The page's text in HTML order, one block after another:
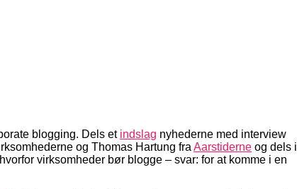
blogging. Dels et indslag nyhederne med interview
og Thomas Hartung fra Aarstiderne og dels i
virksomheder bør blogge – svar: for at komme i en